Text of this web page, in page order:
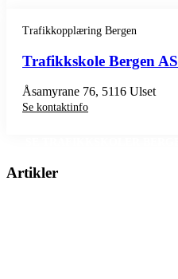
Trafikkopplæring Bergen
Trafikkskole Bergen AS
Åsamyrane 76, 5116 Ulset
Se kontaktinfo
Artikler